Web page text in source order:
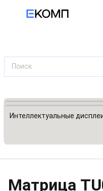
Все категории
Дисплеи и модули
Интеллектуальные
Матрица